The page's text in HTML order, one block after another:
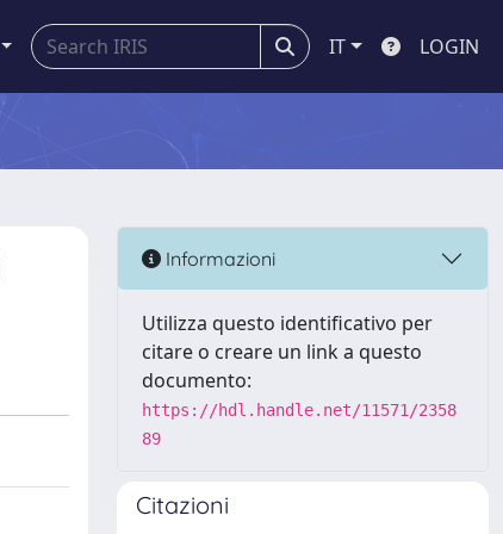
IT LOGIN
Informazioni
Utilizza questo identificativo per
citare o creare un link a questo
documento:
https://hdl.handle.net/11571/2358
89
Citazioni